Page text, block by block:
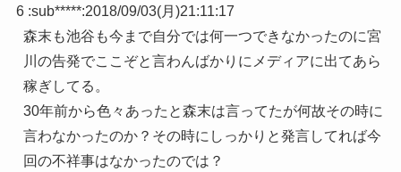
6 :sub*****:2018/09/03(月)21:11:17
森末も池谷も今まで自分では何一つできなかったのに宮
川の告発でここぞと言わんばかりにメディアに出てあら
稼ぎしてる。
30年前から色々あったと森末は言ってたが何故その時に
言わなかったのか？その時にしっかりと発言してれば今
回の不祥事はなかったのでは？